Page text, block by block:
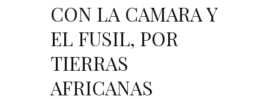
CON LA CAMARA Y
EL FUSIL, POR
TIERRAS
AFRICANAS